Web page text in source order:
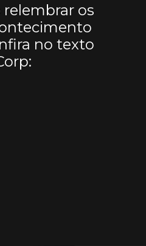
os
no texto